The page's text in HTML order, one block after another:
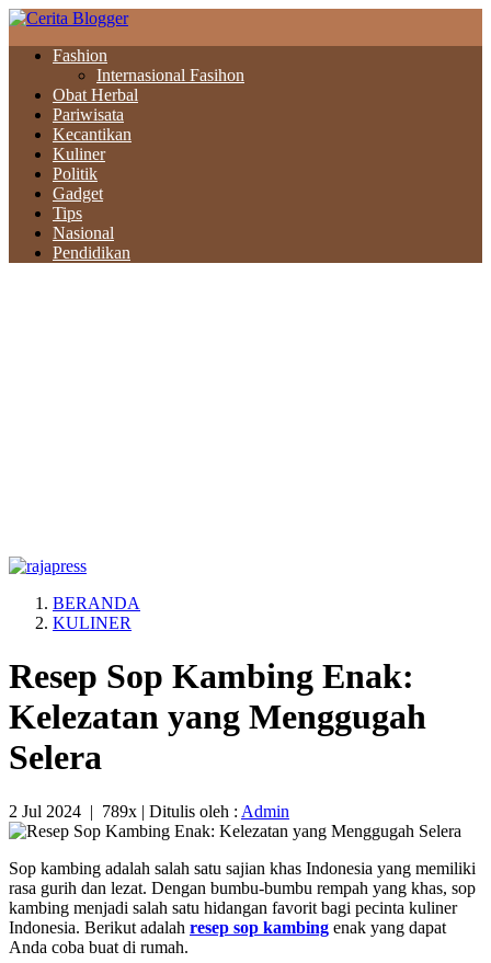
Fashion
Internasional Fasihon
Obat Herbal
Pariwisata
Kecantikan
Kuliner
Politik
Gadget
Tips
Nasional
Pendidikan
BERANDA
KULINER
Resep Sop Kambing Enak:
Kelezatan yang Menggugah
Selera
2 Jul 2024 | 789x | Ditulis oleh : Admin
Sop kambing adalah salah satu sajian khas Indonesia yang memiliki
rasa gurih dan lezat. Dengan bumbu-bumbu rempah yang khas, sop
kambing menjadi salah satu hidangan favorit bagi pecinta kuliner
Indonesia. Berikut adalah resep sop kambing enak yang dapat
Anda coba buat di rumah.